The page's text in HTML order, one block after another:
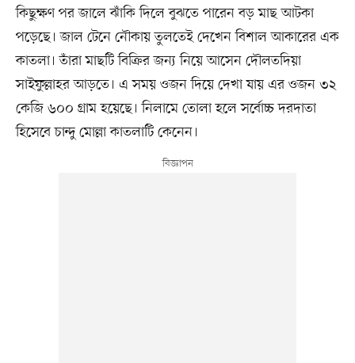
কিছুক্ষণ পর জালে ঝাঁকি দিলে বুঝতে পারেন বড় মাছ আটকা
পড়েছে। জাল টেনে নৌকায় তুলতেই দেখেন বিশাল আকারের এক
কাতলা। তাঁরা মাছটি বিক্রির জন্য নিয়ে আসেন দৌলতদিয়া
সাইফুল্লাহর আড়তে। এ সময় ওজন দিয়ে দেখা যায় এর ওজন ৩২
কেজি ৬০০ গ্রাম হয়েছে। নিলামে তোলা হলে সর্বোচ্চ দরদাতা
হিসেবে চান্দু মোল্লা কাতলাটি কেনেন।